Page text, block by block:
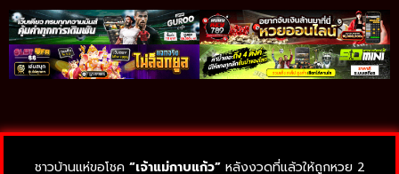
ชาวบ้านแห่ขอโชค “เจ้าแม่กาบแก้ว”หลังงวดที่แล้วให้ถูกหวย 2